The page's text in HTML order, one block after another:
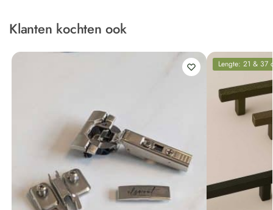
Klanten kochten ook
Lengte: 21 & 37